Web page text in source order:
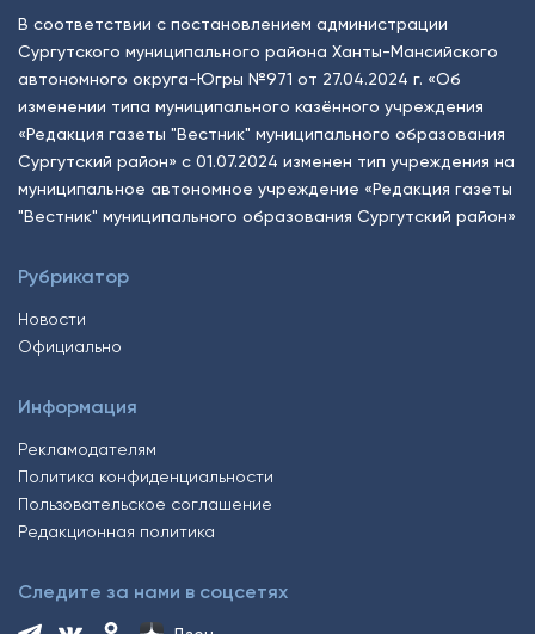
В соответствии с постановлением администрации
Сургутского муниципального района Ханты-Мансийского
автономного округа-Югры №971 от 27.04.2024 г. «Об
изменении типа муниципального казённого учреждения
«Редакция газеты "Вестник" муниципального образования
Сургутский район» с 01.07.2024 изменен тип учреждения на
муниципальное автономное учреждение «Редакция газеты
"Вестник" муниципального образования Сургутский район»
Рубрикатор
Новости
Официально
Информация
Рекламодателям
Политика конфиденциальности
Пользовательское соглашение
Редакционная политика
Следите за нами в соцсетях